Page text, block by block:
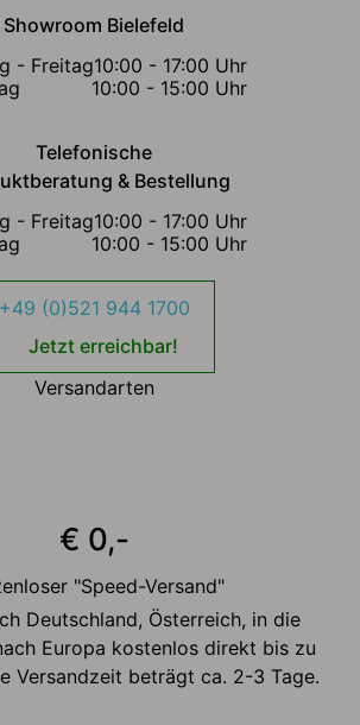
Showroom Bielefeld
- Freitag10:00 - 17:00 Uhr
10:00 - 15:00 Uhr
Telefonische
& Bestellung
- Freitag10:00 - 17:00 Uhr
10:00 - 15:00 Uhr
+49 (0)521 944 1700
Jetzt erreichbar!
Versandarten
€ 0,-
"Speed-Versand"
Deutschland, Österreich, in die
Europa kostenlos direkt bis zu
Versandzeit beträgt ca. 2-3 Tage.